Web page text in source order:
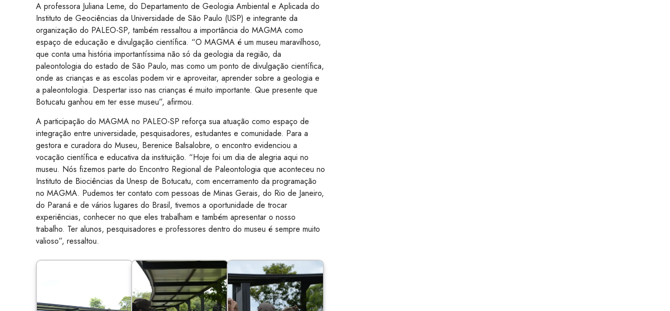
A professora Juliana Leme, do Departamento de Geologia Ambiental e Aplicada do
Instituto de Geociências da Universidade de São Paulo (USP) e integrante da
organização do PALEO-SP, também ressaltou a importância do MAGMA como
espaço de educação e divulgação científica. “O MAGMA é um museu maravilhoso,
que conta uma história importantíssima não só da geologia da região, da
paleontologia do estado de São Paulo, mas como um ponto de divulgação científica,
onde as crianças e as escolas podem vir e aproveitar, aprender sobre a geologia e
a paleontologia. Despertar isso nas crianças é muito importante. Que presente que
Botucatu ganhou em ter esse museu”, afirmou.
A participação do MAGMA no PALEO-SP reforça sua atuação como espaço de
integração entre universidade, pesquisadores, estudantes e comunidade. Para a
gestora e curadora do Museu, Berenice Balsalobre, o encontro evidenciou a
vocação científica e educativa da instituição. “Hoje foi um dia de alegria aqui no
museu. Nós fizemos parte do Encontro Regional de Paleontologia que aconteceu no
Instituto de Biociências da Unesp de Botucatu, com encerramento da programação
no MAGMA. Pudemos ter contato com pessoas de Minas Gerais, do Rio de Janeiro,
do Paraná e de vários lugares do Brasil, tivemos a oportunidade de trocar
experiências, conhecer no que eles trabalham e também apresentar o nosso
trabalho. Ter alunos, pesquisadores e professores dentro do museu é sempre muito
valioso”, ressaltou.